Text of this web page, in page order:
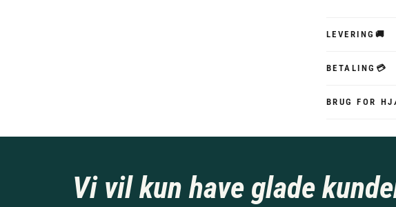
LEVERING🚚
BETALING💳
BRUG FOR
Vi vil kun have glade